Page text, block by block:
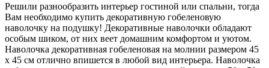
Решили разнообразить интерьер гостиной или спальни, тогда
Вам необходимо купить декоративную гобеленовую
наволочку на подушку! Декоративные наволочки обладают
особым шиком, от них веет домашним комфортом и уютом.
Наволочка декоративная гобеленовая на молнии размером 45
х 45 см отлично впишется в любой вид интерьера. Наволочка